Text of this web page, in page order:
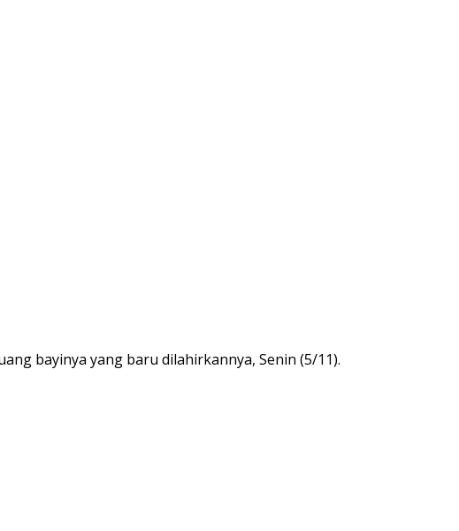
bayinya yang baru dilahirkannya, Senin (5/11).